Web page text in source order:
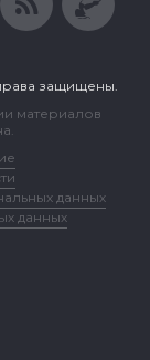
защищены.
материалов
данных
данных